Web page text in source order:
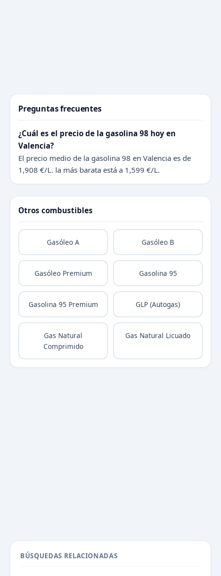
Preguntas frecuentes
¿Cuál es el precio de la gasolina 98 hoy en
Valencia?
El precio medio de la gasolina 98 en Valencia es de
1,908 €/L. la más barata está a 1,599 €/L.
Otros combustibles
Gasóleo A Gasóleo B
Gasóleo Premium Gasolina 95
Gasolina 95 Premium GLP (Autogas)
Gas Natural
Comprimido
Gas Natural Licuado
BÚSQUEDAS RELACIONADAS